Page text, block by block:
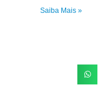
Saiba Mais »